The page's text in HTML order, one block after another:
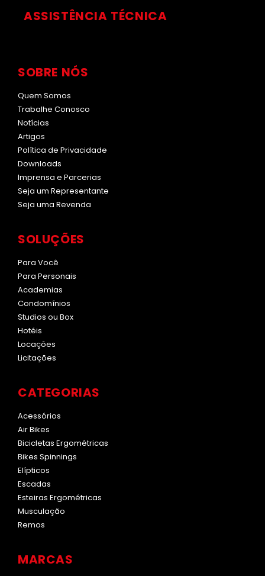
ASSISTÊNCIA TÉCNICA
SOBRE NÓS
Quem Somos
Trabalhe Conosco
Notícias
Artigos
Política de Privacidade
Downloads
Imprensa e Parcerias
Seja um Representante
Seja uma Revenda
SOLUÇÕES
Para Você
Para Personais
Academias
Condomínios
Studios ou Box
Hotéis
Locações
Licitações
CATEGORIAS
Acessórios
Air Bikes
Bicicletas Ergométricas
Bikes Spinnings
Elípticos
Escadas
Esteiras Ergométricas
Musculação
Remos
MARCAS